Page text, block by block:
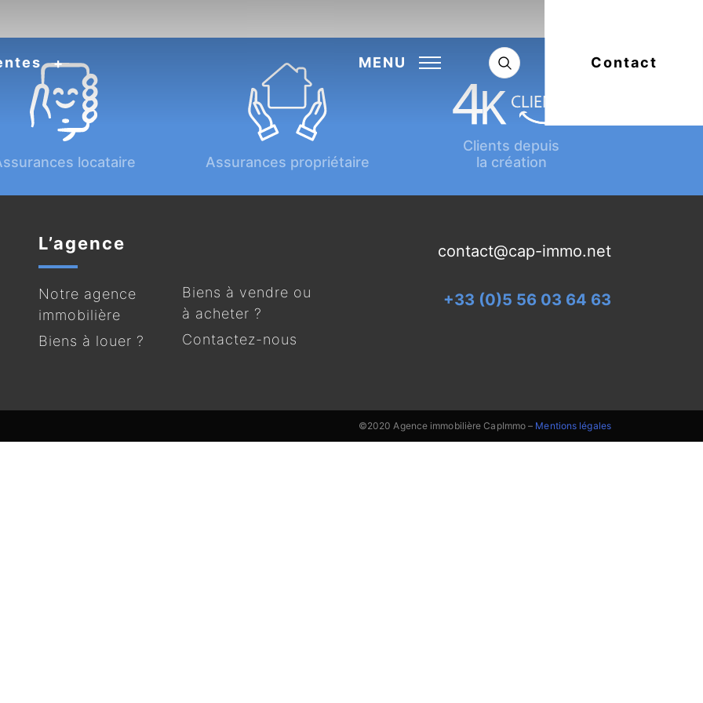
MENU Contact
locataire Assurances propriétaire
Clients depuis
la création
L’agence
Notre agence
immobilière
Biens à louer ?
Biens à vendre ou
à acheter ?
Contactez-nous
contact@cap-immo.net
+33 (0)5 56 03 64 63
©2020 Agence immobilière CapImmo – Mentions légales